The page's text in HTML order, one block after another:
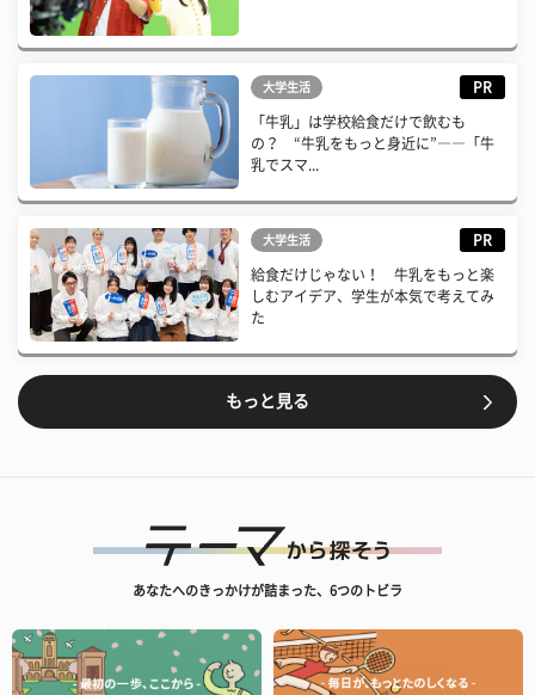
大学生活 PR
「牛乳」は学校給食だけで飲むも
の？ “牛乳をもっと身近に”――「牛
乳でスマ...
大学生活 PR
給食だけじゃない！ 牛乳をもっと楽
しむアイデア、学生が本気で考えてみ
た
もっと見る
あなたへのきっかけが詰まった、6つのトビラ